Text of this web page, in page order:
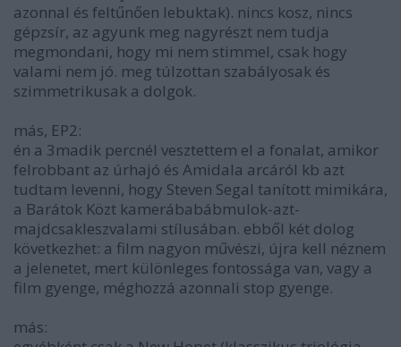
azonnal és feltűnően lebuktak). nincs kosz, nincs
gépzsír, az agyunk meg nagyrészt nem tudja
megmondani, hogy mi nem stimmel, csak hogy
valami nem jó. meg túlzottan szabályosak és
szimmetrikusak a dolgok.
más, EP2:
én a 3madik percnél vesztettem el a fonalat, amikor
felrobbant az úrhajó és Amidala arcáról kb azt
tudtam levenni, hogy Steven Segal tanított mimikára,
a Barátok Közt kamerábabábmulok-azt-
majdcsakleszvalami stílusában. ebből két dolog
következhet: a film nagyon művészi, újra kell néznem
a jelenetet, mert különleges fontossága van, vagy a
film gyenge, méghozzá azonnali stop gyenge.
más: